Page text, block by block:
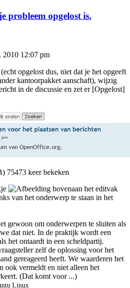
probleem opgelost is.
2010 12:07 pm
opgelost dus, niet dat je het opgeeft
kantoorpakket aanschaft), wijzig
in de discussie en zet er [Opgelost]
75473 keer bekeken
bovenaan het editvak
van het onderwerp te staan in het
gewoon om onderwerpen te sluiten als
dat niet. In de praktijk wordt een
het ontaardt in een scheldpartij.
zelf de oplossing voor het
gereageerd heeft. We waarderen het
ook vermeldt en niet alleen het
(Dat komt voor ...)
Linux